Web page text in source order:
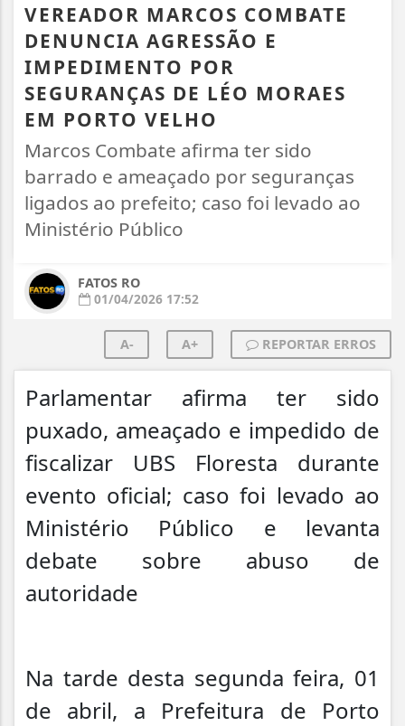
VEREADOR MARCOS COMBATE
DENUNCIA AGRESSÃO E
IMPEDIMENTO POR
SEGURANÇAS DE LÉO MORAES
EM PORTO VELHO
Marcos Combate afirma ter sido
barrado e ameaçado por seguranças
ligados ao prefeito; caso foi levado ao
Ministério Público
FATOS RO
01/04/2026 17:52
A- A+ REPORTAR ERROS
Parlamentar afirma ter sido
puxado, ameaçado e impedido de
fiscalizar UBS Floresta durante
evento oficial; caso foi levado ao
Ministério Público e levanta
debate sobre abuso de
autoridade
Na tarde desta segunda feira, 01
de abril, a Prefeitura de Porto